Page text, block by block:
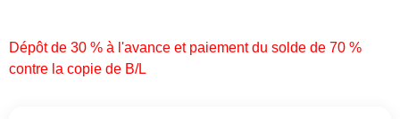
Dépôt de 30 % à l'avance et paiement du solde de 70 %
contre la copie de B/L